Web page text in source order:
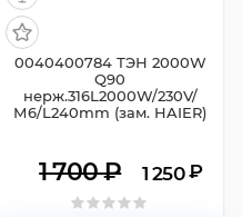
0040400784 ТЭН 2000W
Q90
нерж.316L2000W/230V/
М6/L240mm (зам. HAIER)
1 700₽ 1 250 ₽